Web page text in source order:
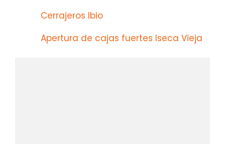
Cerrajeros Ibio
Apertura de cajas fuertes Iseca Vieja